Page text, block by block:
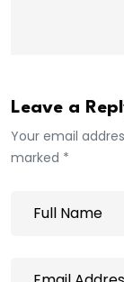
Leave a
Your email
marked *